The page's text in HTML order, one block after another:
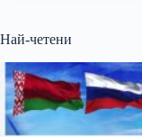
Най-четени